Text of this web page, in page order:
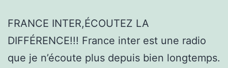
FRANCE INTER,ÉCOUTEZ LA
DIFFÉRENCE!!! France inter est une radio
que je n’écoute plus depuis bien longtemps.